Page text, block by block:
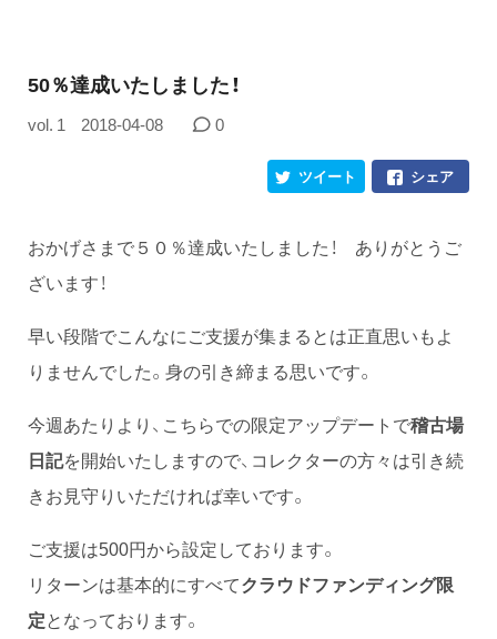
50％達成いたしました！
vol. 1 2018-04-08 0
シェア
ツイート
おかげさまで５０％達成いたしました！ ありがとうご
ざいます！
早い段階でこんなにご支援が集まるとは正直思いもよ
りませんでした。身の引き締まる思いです。
今週あたりより、こちらでの限定アップデートで稽古場
日記を開始いたしますので、コレクターの方々は引き続
きお見守りいただければ幸いです。
ご支援は500円から設定しております。
リターンは基本的にすべてクラウドファンディング限
定となっております。